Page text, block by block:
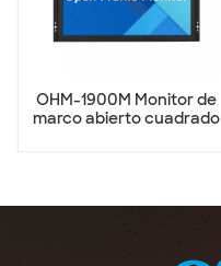
OHM-1900M Monitor de
marco abierto cuadrado